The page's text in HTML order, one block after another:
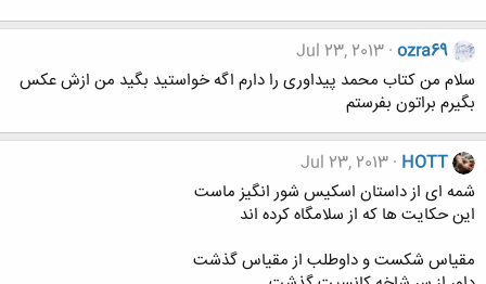
ozra69
Jul 23, 2013
سلام من کتاب محمد پیداوری را دارم اگه خواستید بگید من ازش عکس
بگیرم براتون بفرستم
HOTT
Jul 23, 2013
شمه ای از داستان اسکیس شور انگیز ماست
این حکایت ها که از سلامگاه کرده اند
مقیاس شکست و داوطلب از مقیاس گذشت